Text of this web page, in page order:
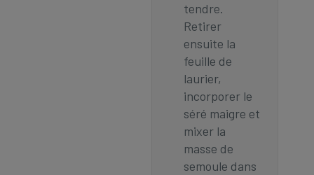
tendre.
Retirer
ensuite la
feuille de
laurier,
incorporer le
séré maigre et
mixer la
masse de
semoule dans